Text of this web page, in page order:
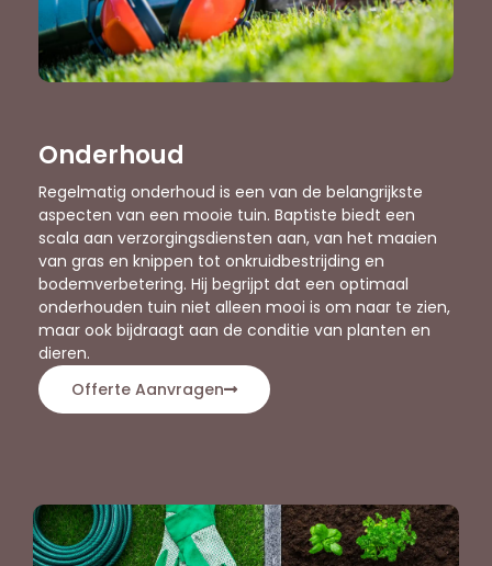
Onderhoud
Regelmatig onderhoud is een van de belangrijkste
aspecten van een mooie tuin. Baptiste biedt een
scala aan verzorgingsdiensten aan, van het maaien
van gras en knippen tot onkruidbestrijding en
bodemverbetering. Hij begrijpt dat een optimaal
onderhouden tuin niet alleen mooi is om naar te zien,
maar ook bijdraagt aan de conditie van planten en
dieren.
Offerte Aanvragen